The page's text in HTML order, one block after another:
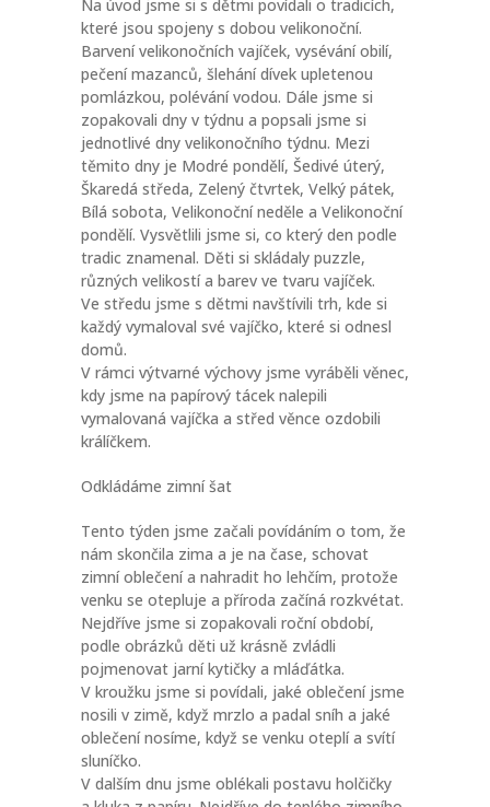
Na úvod jsme si s dětmi povídali o tradicích,
které jsou spojeny s dobou velikonoční.
Barvení velikonočních vajíček, vysévání obilí,
pečení mazanců, šlehání dívek upletenou
pomlázkou, polévání vodou. Dále jsme si
zopakovali dny v týdnu a popsali jsme si
jednotlivé dny velikonočního týdnu. Mezi
těmito dny je Modré pondělí, Šedivé úterý,
Škaredá středa, Zelený čtvrtek, Velký pátek,
Bílá sobota, Velikonoční neděle a Velikonoční
pondělí. Vysvětlili jsme si, co který den podle
tradic znamenal. Děti si skládaly puzzle,
různých velikostí a barev ve tvaru vajíček.
Ve středu jsme s dětmi navštívili trh, kde si
každý vymaloval své vajíčko, které si odnesl
domů.
V rámci výtvarné výchovy jsme vyráběli věnec,
kdy jsme na papírový tácek nalepili
vymalovaná vajíčka a střed věnce ozdobili
králíčkem.
Odkládáme zimní šat
Tento týden jsme začali povídáním o tom, že
nám skončila zima a je na čase, schovat
zimní oblečení a nahradit ho lehčím, protože
venku se otepluje a příroda začíná rozkvétat.
Nejdříve jsme si zopakovali roční období,
podle obrázků děti už krásně zvládli
pojmenovat jarní kytičky a mláďátka.
V kroužku jsme si povídali, jaké oblečení jsme
nosili v zimě, když mrzlo a padal sníh a jaké
oblečení nosíme, když se venku oteplí a svítí
sluníčko.
V dalším dnu jsme oblékali postavu holčičky